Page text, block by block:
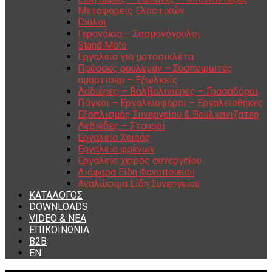
Μεταφορείς Ελαστικών
Γρύλοι
Γερανάκια – Σασμανόγρυλοι
Stand Moto
Εργαλεία για μοτοσικλέτα
Πρέσσες ρουλεμάν – Συσπειρωτές
αμορτισέρ – Εξωλκείς
Λαδιέρες – Βαλβολινιέρες – Γρασαδόροι
Πάγκοι – Εργαλειοφόροι – Εργαλειοθήκες
Εξοπλισμός Συνεργείου & Βουλκανιζατερ
Λεβιέδες – Σταυροί
Εργαλεία Χειρός
Εργαλεία φρένων
Εργαλεία χειρός συνεργείου
Διάφορα Είδη Φανοποιείου
Αναλώσιμα Είδη Συνεργείου
ΚΑΤΑΛΟΓΟΣ
DOWNLOADS
VIDEO & ΝΕΑ
ΕΠΙΚΟΙΝΩΝΙΑ
B2B
ΕΝ